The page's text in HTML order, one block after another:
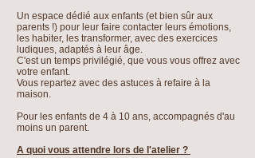
Un espace dédié aux enfants (et bien sûr aux
parents !) pour leur faire contacter leurs émotions,
les habiter, les transformer, avec des exercices
ludiques, adaptés à leur âge.
C'est un temps privilégié, que vous vous offrez avec
votre enfant.
Vous repartez avec des astuces à refaire à la
maison.
Pour les enfants de 4 à 10 ans, accompagnés d'au
moins un parent.
A quoi vous attendre lors de l'atelier ?